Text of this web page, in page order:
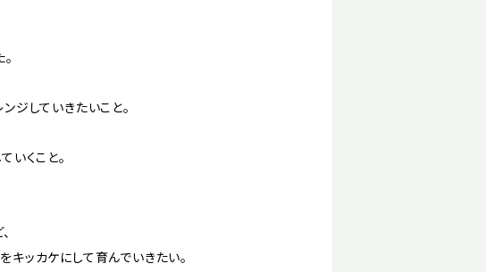
ジしていきたいこと。
いくこと。
ッカケにして育んでいきたい。